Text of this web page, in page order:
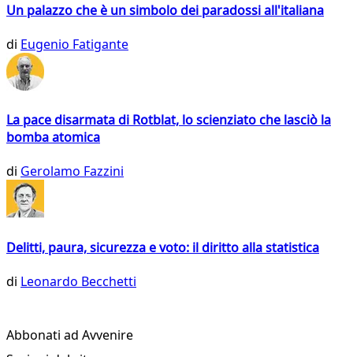
Un palazzo che è un simbolo dei paradossi all'italiana
di Eugenio Fatigante
La pace disarmata di Rotblat, lo scienziato che lasciò la
bomba atomica
di Gerolamo Fazzini
Delitti, paura, sicurezza e voto: il diritto alla statistica
di Leonardo Becchetti
Abbonati ad Avvenire